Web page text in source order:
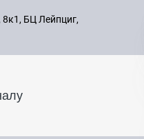
с 09:00
8 495
БЦ Лейпциг,